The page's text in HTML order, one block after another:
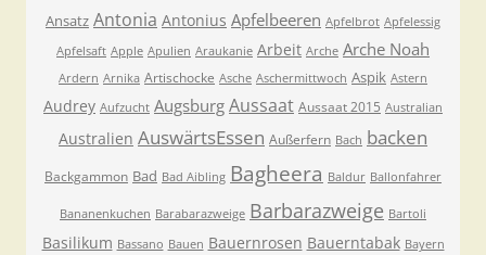
Ansatz Antonia Antonius Apfelbeeren Apfelbrot Apfelessig
Apfelsaft Apple Apulien Araukanie Arbeit Arche Arche Noah
Ardern Arnika Artischocke Asche Aschermittwoch Aspik Astern
Audrey Aufzucht Augsburg Aussaat Aussaat 2015 Australian
Australien AuswärtsEssen Außerfern Bach backen
Backgammon Bad Bad Aibling Bagheera Baldur Ballonfahrer
Bananenkuchen Barabarazweige Barbarazweige Bartoli
Basilikum Bassano Bauen Bauernrosen Bauerntabak Bayern